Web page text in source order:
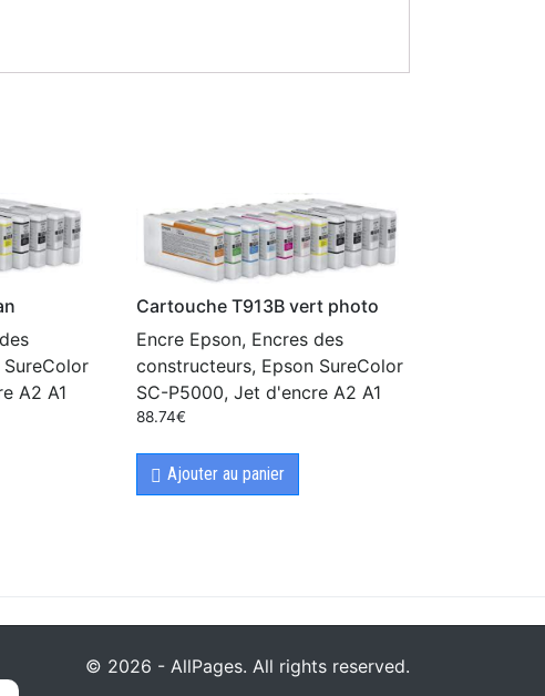
A2 A1
Cartouche T913B vert photo
Encre Epson, Encres des
constructeurs, Epson SureColor
SC-P5000, Jet d'encre A2 A1
88.74€
Ajouter au panier
© 2026 - AllPages. All rights reserved.